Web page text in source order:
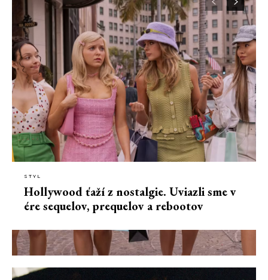
STYL
Hollywood ťaží z nostalgie. Uviazli sme v
ére sequelov, prequelov a rebootov